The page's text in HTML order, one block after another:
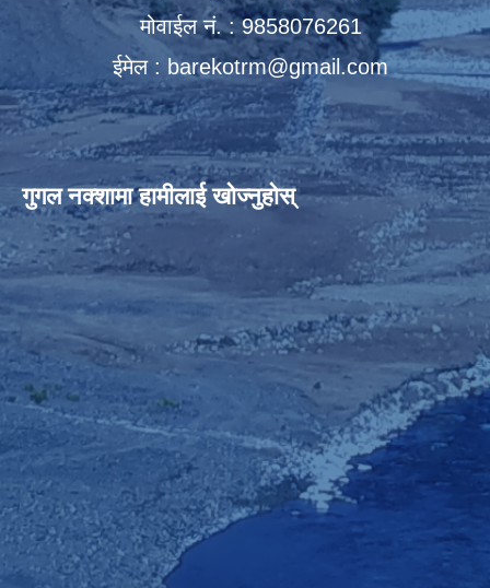
मोवाईल नं. : 9858076261
ईमेल : barekotrm@gmail.com
गुगल नक्शामा हामीलाई खोज्नुहोस्